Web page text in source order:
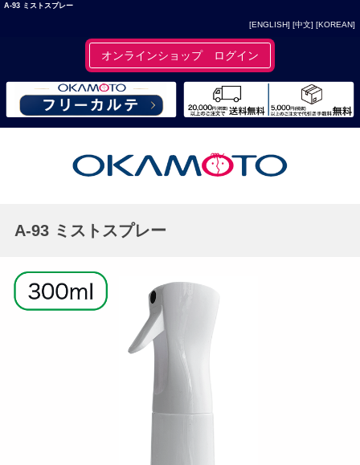
A-93 ミストスプレー
[ENGLISH] [中文] [KOREAN]
オンラインショップ ログイン
A-93 ミストスプレー